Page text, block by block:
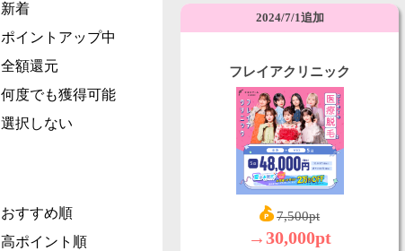
新着
ポイントアップ中
全額還元
何度でも獲得可能
選択しない
おすすめ順
高ポイント順
2024/7/1追加
フレイアクリニック
7,500pt
→30,000pt